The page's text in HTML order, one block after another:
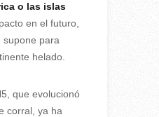
o las islas
en el futuro,
supone para
helado.
que evolucionó
corral, ya ha